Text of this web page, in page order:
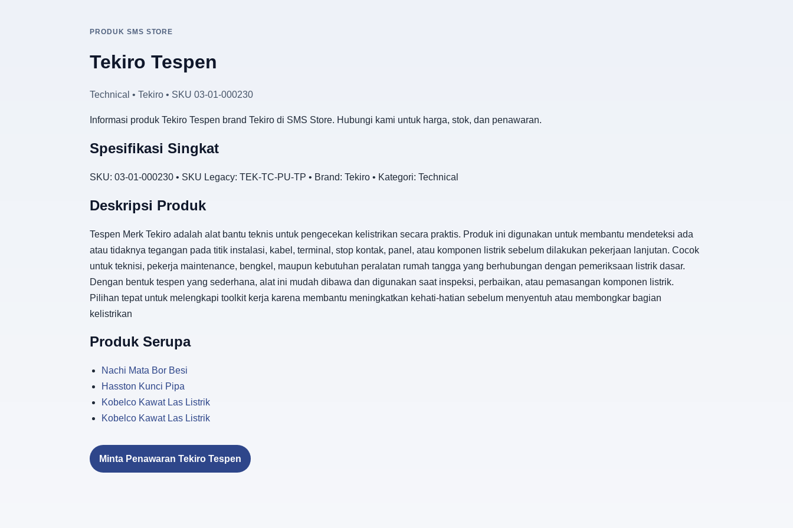
PRODUK SMS STORE
Tekiro Tespen
Technical • Tekiro • SKU 03-01-000230
Informasi produk Tekiro Tespen brand Tekiro di SMS Store. Hubungi kami untuk harga, stok, dan penawaran.
Spesifikasi Singkat
SKU: 03-01-000230 • SKU Legacy: TEK-TC-PU-TP • Brand: Tekiro • Kategori: Technical
Deskripsi Produk
Tespen Merk Tekiro adalah alat bantu teknis untuk pengecekan kelistrikan secara praktis. Produk ini digunakan untuk membantu mendeteksi ada
atau tidaknya tegangan pada titik instalasi, kabel, terminal, stop kontak, panel, atau komponen listrik sebelum dilakukan pekerjaan lanjutan. Cocok
untuk teknisi, pekerja maintenance, bengkel, maupun kebutuhan peralatan rumah tangga yang berhubungan dengan pemeriksaan listrik dasar.
Dengan bentuk tespen yang sederhana, alat ini mudah dibawa dan digunakan saat inspeksi, perbaikan, atau pemasangan komponen listrik.
Pilihan tepat untuk melengkapi toolkit kerja karena membantu meningkatkan kehati-hatian sebelum menyentuh atau membongkar bagian
kelistrikan
Produk Serupa
Nachi Mata Bor Besi
Hasston Kunci Pipa
Kobelco Kawat Las Listrik
Kobelco Kawat Las Listrik
Minta Penawaran Tekiro Tespen